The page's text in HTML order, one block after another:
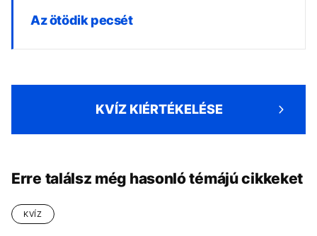
Az ötödik pecsét
KVÍZ KIÉRTÉKELÉSE
Erre találsz még hasonló témájú cikkeket
KVÍZ